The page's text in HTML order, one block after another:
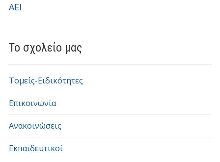
Το σχολείο μας
Τομείς-Ειδικότητες
Επικοινωνία
Ανακοινώσεις
Εκπαιδευτικοί
ΑΕΙ